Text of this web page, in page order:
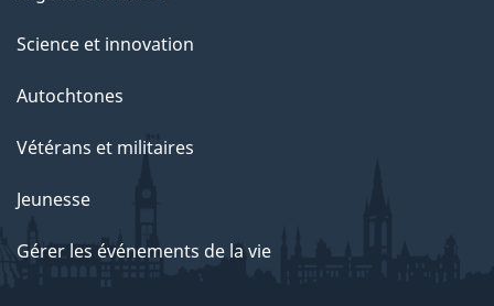
Science et innovation
Autochtones
Vétérans et militaires
Jeunesse
Gérer les événements de la vie